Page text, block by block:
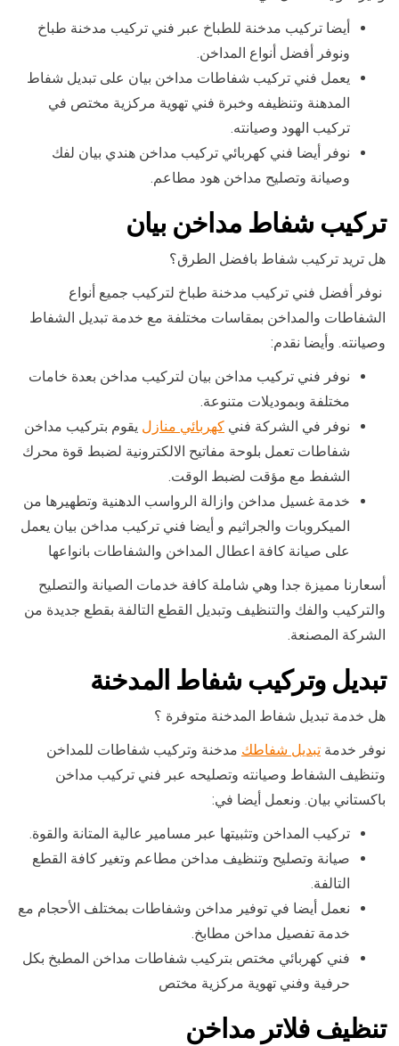
أيضا تركيب مدخنة للطباخ عبر فني تركيب مدخنة طباخ
ونوفر أفضل أنواع المداخن.
يعمل فني تركيب شفاطات مداخن بيان على تبديل شفاط
المدهنة وتنظيفه وخبرة فني تهوية مركزية مختص في
تركيب الهود وصيانته.
نوفر أيضا فني كهربائي تركيب مداخن هندي بيان لفك
وصيانة وتصليح مداخن هود مطاعم.
تركيب شفاط مداخن بيان
هل تريد تركيب شفاط بافضل الطرق؟
نوفر أفضل فني تركيب مدخنة طباخ لتركيب جميع أنواع
الشفاطات والمداخن بمقاسات مختلفة مع خدمة تبديل الشفاط
وصيانته. وأيضا نقدم:
نوفر فني تركيب مداخن بيان لتركيب مداخن بعدة خامات
مختلفة وبموديلات متنوعة.
نوفر في الشركة فني كهربائي منازل يقوم بتركيب مداخن
شفاطات تعمل بلوحة مفاتيح الالكترونية لضبط قوة محرك
الشفط مع مؤقت لضبط الوقت.
خدمة غسيل مداخن وازالة الرواسب الدهنية وتطهيرها من
الميكروبات والجراثيم و أيضا فني تركيب مداخن بيان يعمل
على صيانة كافة اعطال المداخن والشفاطات بانواعها
أسعارنا مميزة جدا وهي شاملة كافة خدمات الصيانة والتصليح
والتركيب والفك والتنظيف وتبديل القطع التالفة بقطع جديدة من
الشركة المصنعة.
تبديل وتركيب شفاط المدخنة
هل خدمة تبديل شفاط المدخنة متوفرة ؟
نوفر خدمة تبديل شفاطك مدخنة وتركيب شفاطات للمداخن
وتنظيف الشفاط وصيانته وتصليحه عبر فني تركيب مداخن
باكستاني بيان. ونعمل أيضا في:
تركيب المداخن وتثبيتها عبر مسامير عالية المتانة والقوة.
صيانة وتصليح وتنظيف مداخن مطاعم وتغير كافة القطع
التالفة.
نعمل أيضا في توفير مداخن وشفاطات بمختلف الأحجام مع
خدمة تفصيل مداخن مطابخ.
فني كهربائي مختص بتركيب شفاطات مداخن المطبخ بكل
حرفية وفني تهوية مركزية مختص
تنظيف فلاتر مداخن